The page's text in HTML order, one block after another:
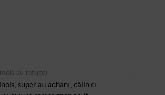
au refuge)
super attachant, câlin et